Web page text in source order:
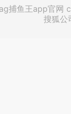
捕鱼王app官网
搜狐公